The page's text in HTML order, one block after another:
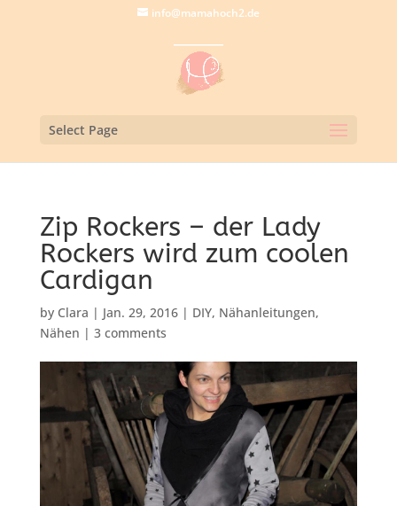
info@mamahoch2.de
Select Page
Zip Rockers – der Lady
Rockers wird zum coolen
Cardigan
by Clara | Jan. 29, 2016| DIY, Nähanleitungen,
Nähen | 3 comments